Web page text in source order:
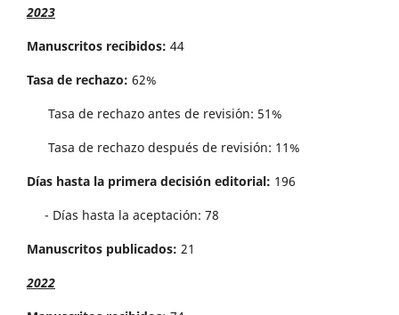
2023
Manuscritos recibidos: 44
Tasa de rechazo: 62%
Tasa de rechazo antes de revisi´on: 51%
Tasa de rechazo después de revisión: 11%
Días hasta la primera decisión editorial: 196
- Días hasta la aceptación: 78
Manuscritos publicados: 21
2022